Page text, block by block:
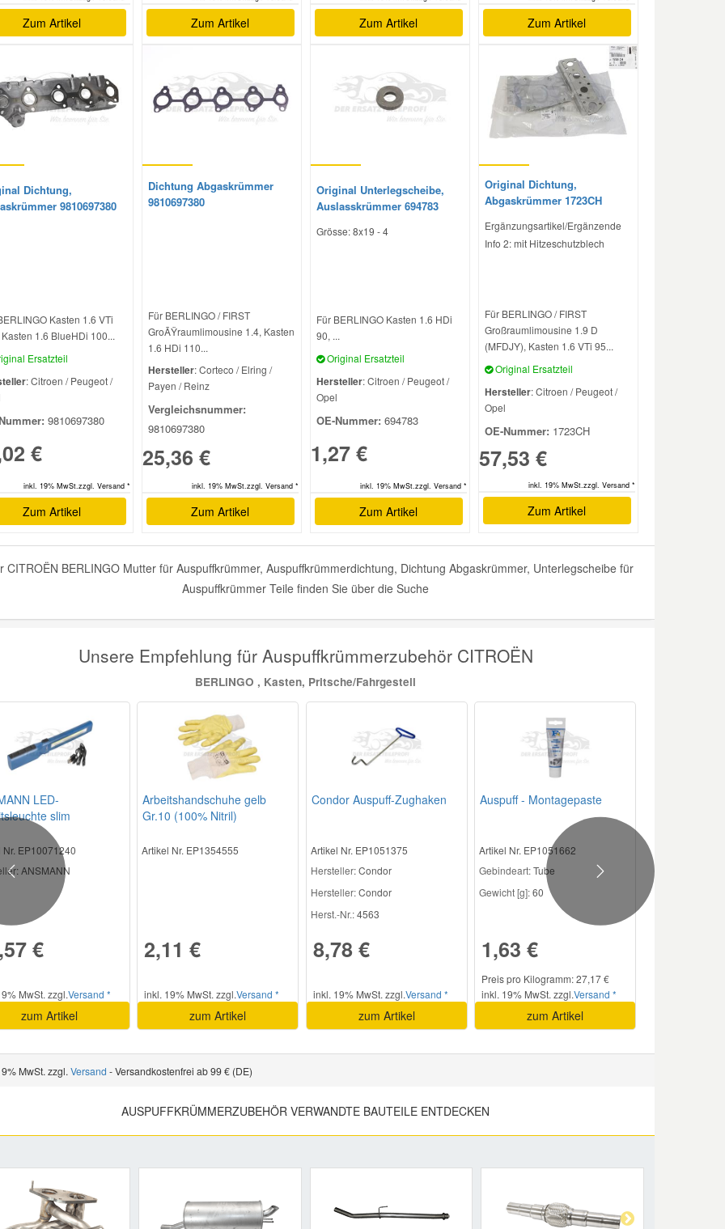
Zum Artikel Zum Artikel Zum Artikel Zum Artikel
Dichtung,
9810697380
Kasten 1.6 VTi
1.6 BlueHDi 100...
Ersatzteil
: Citroen / Peugeot /
9810697380
€
inkl. 19% MwSt.zzgl. Versand *
Zum Artikel
Dichtung Abgaskrümmer
9810697380
Für BERLINGO / FIRST
GroÃŸraumlimousine 1.4, Kasten
1.6 HDi 110...
Hersteller: Corteco / Elring /
Payen / Reinz
Vergleichsnummer:
9810697380
25,36 €
inkl. 19% MwSt.zzgl. Versand *
Zum Artikel
Original Unterlegscheibe,
Auslasskrümmer 694783
Grösse: 8x19 - 4
Für BERLINGO Kasten 1.6 HDi
90, ...
Original Ersatzteil
Hersteller: Citroen / Peugeot /
Opel
OE-Nummer: 694783
1,27 €
inkl. 19% MwSt.zzgl. Versand *
Zum Artikel
Original Dichtung,
Abgaskrümmer 1723CH
Ergänzungsartikel/Ergänzende
Info 2: mit Hitzeschutzblech
Für BERLINGO / FIRST
Großraumlimousine 1.9 D
(MFDJY), Kasten 1.6 VTi 95...
Original Ersatzteil
Hersteller: Citroen / Peugeot /
Opel
OE-Nummer: 1723CH
57,53 €
inkl. 19% MwSt.zzgl. Versand *
Zum Artikel
CITROËN BERLINGO Mutter für Auspuffkrümmer, Auspuffkrümmerdichtung, Dichtung Abgaskrümmer, Unterlegscheibe für
Auspuffkrümmer Teile finden Sie über die Suche
Unsere Empfehlung für Auspuffkrümmerzubehör CITROËN
BERLINGO , Kasten, Pritsche/Fahrgestell
LED-
slim
Nr. EP10071240
: ANSMANN
€
MwSt. zzgl.Versand *
zum Artikel
Arbeitshandschuhe gelb
Gr.10 (100% Nitril)
Artikel Nr. EP1354555
2,11 €
inkl. 19% MwSt. zzgl.Versand *
zum Artikel
Condor Auspuff-Zughaken
Artikel Nr. EP1051375
Hersteller: Condor
Hersteller:Condor
Herst.-Nr.:4563
8,78 €
inkl. 19% MwSt. zzgl.Versand *
zum Artikel
Auspuff - Montagepaste
Artikel Nr. EP1051662
Gebindeart:Tube
Gewicht [g]:60
1,63 €
Preis pro Kilogramm: 27,17 €
inkl. 19% MwSt. zzgl.Versand *
zum Artikel
Previous Next
MwSt. zzgl. Versand - Versandkostenfrei ab 99 € (DE)
AUSPUFFKRÜMMERZUBEHÖR VERWANDTE BAUTEILE ENTDECKEN
Previous